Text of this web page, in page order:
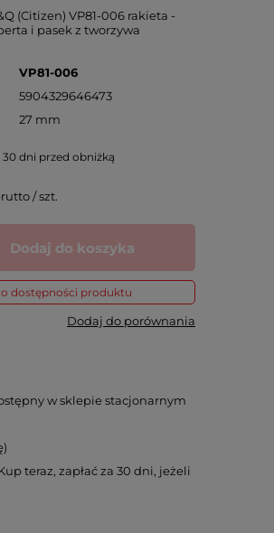
(Citizen) VP81-006 rakieta -
i pasek z tworzywa
VP81-006
5904329646473
27 mm
30 dni przed obniżką
/szt.
Dodaj do koszyka
dostępności produktu
Dodaj do porównania
w sklepie stacjonarnym
)
teraz, zapłać za 30 dni, jeżeli